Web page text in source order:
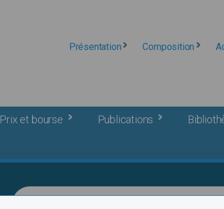
Présentation Composition
Prix et bourse Publications